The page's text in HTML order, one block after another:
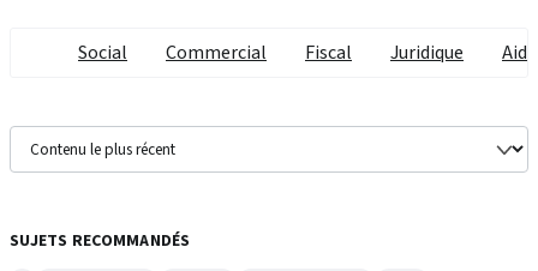
Social Commercial Fiscal Juridique
SUJETS RECOMMANDÉS